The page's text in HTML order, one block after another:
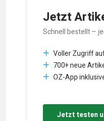
Jetzt
Schnell bestellt –
Voller Zugriff
700+ neue
OZ-App
Jetzt testen